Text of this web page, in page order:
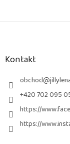
Z
Kontakt
obchod@
+420 702 095
https://
https://